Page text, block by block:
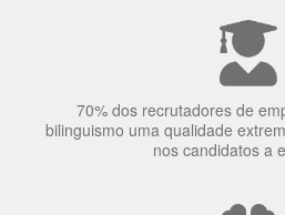
elas veem o
70% dos recrutadores de
nos candidatos a